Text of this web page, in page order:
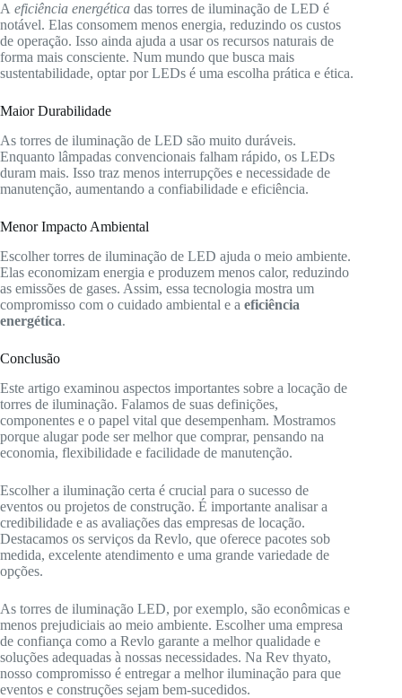
A eficiência energética das torres de iluminação de LED é
notável. Elas consomem menos energia, reduzindo os custos
de operação. Isso ainda ajuda a usar os recursos naturais de
forma mais consciente. Num mundo que busca mais
sustentabilidade, optar por LEDs é uma escolha prática e ética.
Maior Durabilidade
As torres de iluminação de LED são muito duráveis.
Enquanto lâmpadas convencionais falham rápido, os LEDs
duram mais. Isso traz menos interrupções e necessidade de
manutenção, aumentando a confiabilidade e eficiência.
Menor Impacto Ambiental
Escolher torres de iluminação de LED ajuda o meio ambiente.
Elas economizam energia e produzem menos calor, reduzindo
as emissões de gases. Assim, essa tecnologia mostra um
compromisso com o cuidado ambiental e a eficiência
energética.
Conclusão
Este artigo examinou aspectos importantes sobre a locação de
torres de iluminação. Falamos de suas definições,
componentes e o papel vital que desempenham. Mostramos
porque alugar pode ser melhor que comprar, pensando na
economia, flexibilidade e facilidade de manutenção.
Escolher a iluminação certa é crucial para o sucesso de
eventos ou projetos de construção. É importante analisar a
credibilidade e as avaliações das empresas de locação.
Destacamos os serviços da Revlo, que oferece pacotes sob
medida, excelente atendimento e uma grande variedade de
opções.
As torres de iluminação LED, por exemplo, são econômicas e
menos prejudiciais ao meio ambiente. Escolher uma empresa
de confiança como a Revlo garante a melhor qualidade e
soluções adequadas à nossas necessidades. Na Rev thyato,
nosso compromisso é entregar a melhor iluminação para que
eventos e construções sejam bem-sucedidos.